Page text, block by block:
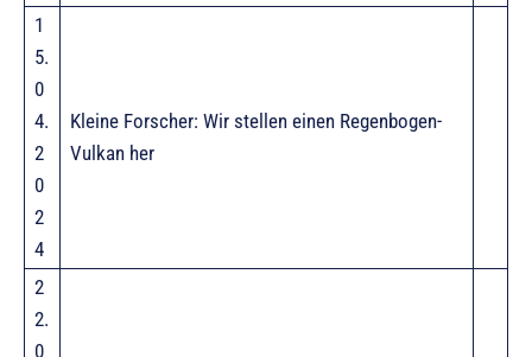
1
5.
0
4.
2
0
2
4
Kleine Forscher: Wir stellen einen Regenbogen-
Vulkan her
2
2.
0